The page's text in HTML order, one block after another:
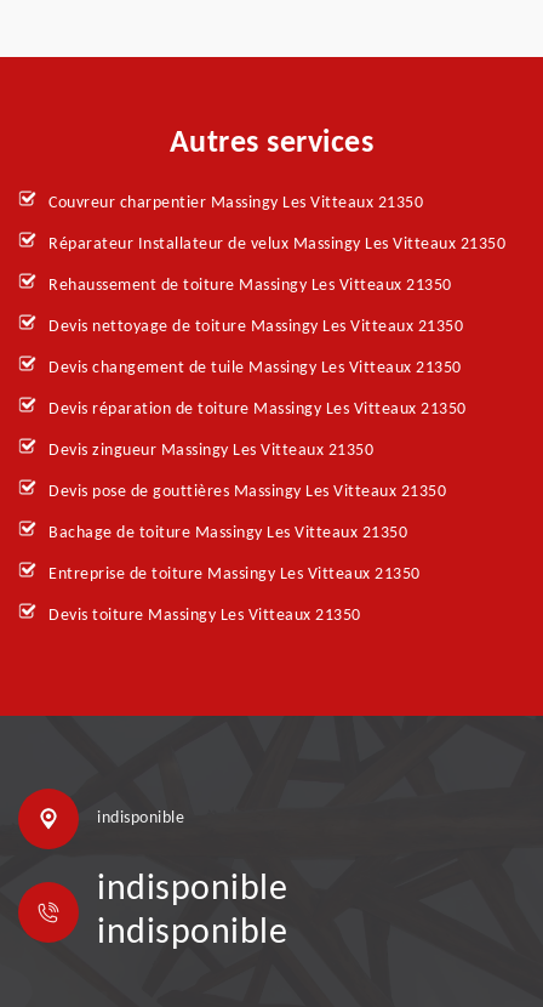
Autres services
Couvreur charpentier Massingy Les Vitteaux 21350
Réparateur Installateur de velux Massingy Les Vitteaux 21350
Rehaussement de toiture Massingy Les Vitteaux 21350
Devis nettoyage de toiture Massingy Les Vitteaux 21350
Devis changement de tuile Massingy Les Vitteaux 21350
Devis réparation de toiture Massingy Les Vitteaux 21350
Devis zingueur Massingy Les Vitteaux 21350
Devis pose de gouttières Massingy Les Vitteaux 21350
Bachage de toiture Massingy Les Vitteaux 21350
Entreprise de toiture Massingy Les Vitteaux 21350
Devis toiture Massingy Les Vitteaux 21350
indisponible
indisponible
indisponible